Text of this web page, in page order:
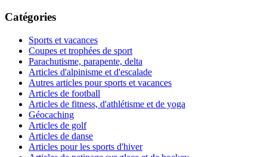
Catégories
Sports et vacances
Coupes et trophées de sport
Parachutisme, parapente, delta
Articles d'alpinisme et d'escalade
Autres articles pour sports et vacances
Articles de football
Articles de fitness, d'athlétisme et de yoga
Géocaching
Articles de golf
Articles de danse
Articles pour les sports d'hiver